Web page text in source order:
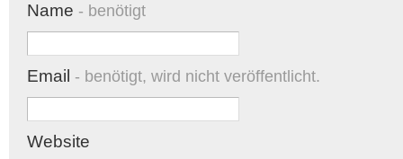
Name - benötigt
Email - benötigt, wird nicht veröffentlicht.
Website